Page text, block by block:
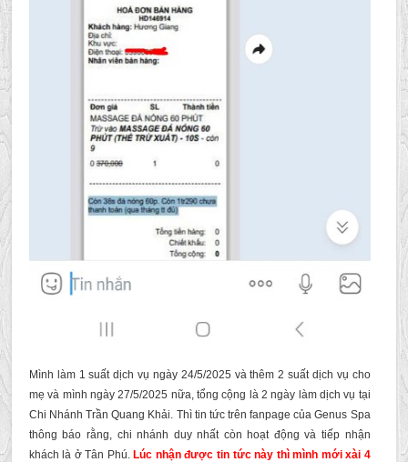
Mình làm 1 suất dịch vụ ngày 24/5/2025 và thêm 2 suất dịch vụ cho
mẹ và mình ngày 27/5/2025 nữa, tổng cộng là 2 ngày làm dịch vụ tại
Chi Nhánh Trần Quang Khải. Thì tin tức trên fanpage của Genus Spa
thông báo rằng, chi nhánh duy nhất còn hoạt động và tiếp nhận
khách là ở Tân Phú. Lúc nhận được tin tức này thì mình mới xài 4